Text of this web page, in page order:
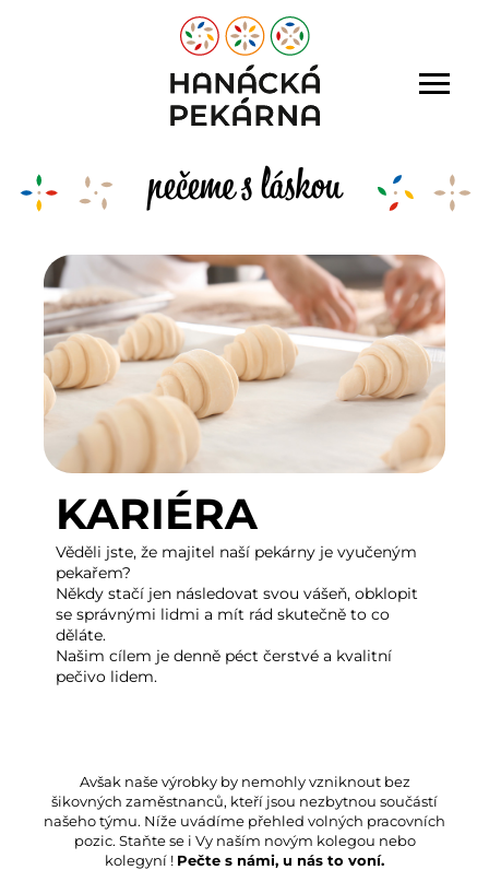
KARIÉRA
Věděli jste, že majitel naší pekárny je vyučeným
pekařem?
Někdy stačí jen následovat svou vášeň, obklopit
se správnými lidmi a mít rád skutečně to co
děláte.
Našim cílem je denně péct čerstvé a kvalitní
pečivo lidem.
Avšak naše výrobky by nemohly vzniknout bez
šikovných zaměstnanců, kteří jsou nezbytnou součástí
našeho týmu. Níže uvádíme přehled volných pracovních
pozic. Staňte se i Vy naším novým kolegou nebo
kolegyní ! Pečte s námi, u nás to voní.